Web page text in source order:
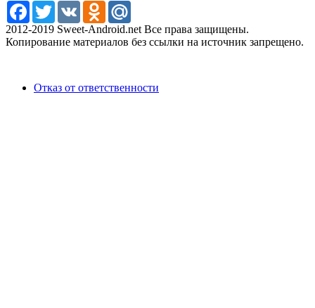
Facebook
TwitterVK Odnoklassniki
2012-2019 Sweet-Android.net Все права защищены.
Копирование материалов без ссылки на источник запрещено.
Отказ от ответственности